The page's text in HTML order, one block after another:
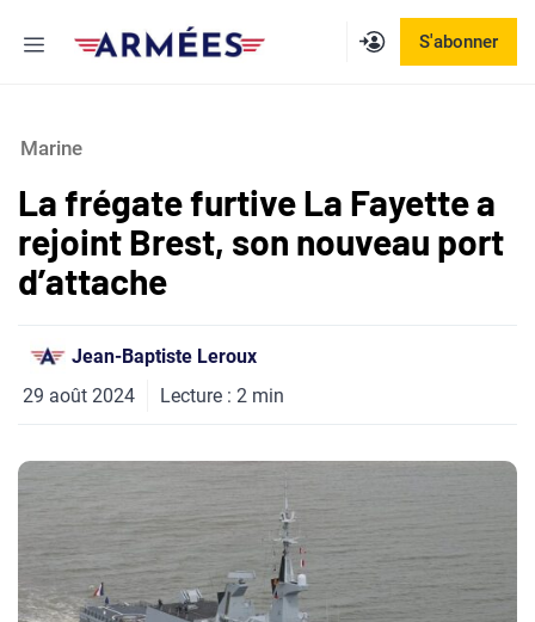
S'abonner
Menu
Marine
La frégate furtive La Fayette a
rejoint Brest, son nouveau port
d’attache
Jean-Baptiste Leroux
29 août 2024
Lecture : 2 min